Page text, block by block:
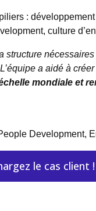
:
culture
structure
L’équipe a aidé à
mondiale et
Development,
le cas client !